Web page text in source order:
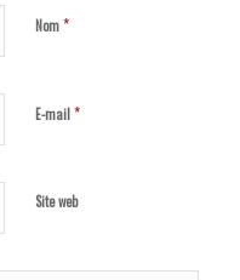
Nom*
E-mail*
Site web